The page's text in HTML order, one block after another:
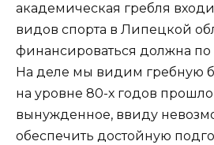
академическая гребля
видов спорта в Липецкой
финансироваться должна
На деле мы видим гребную
на уровне 80-х годов
вынужденное, ввиду
обеспечить достойную